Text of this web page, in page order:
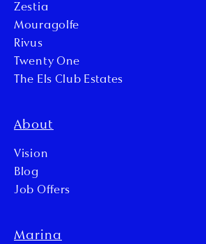
Zestia
Mouragolfe
Rivus
Twenty One
The Els Club Estates
About
Vision
Blog
Job Offers
Marina